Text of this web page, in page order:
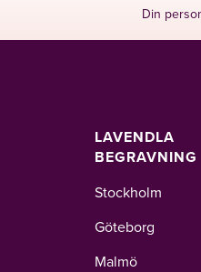
Din
LAVENDLA
BEGRAVNING
Stockholm
Göteborg
Malmö